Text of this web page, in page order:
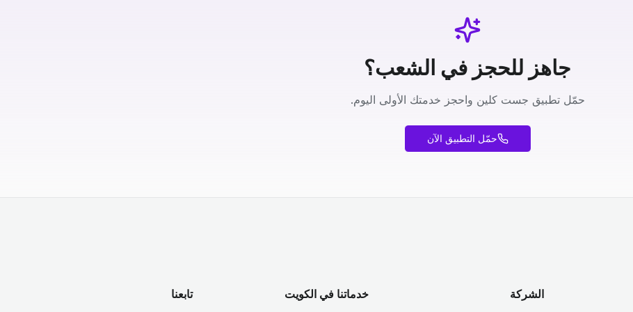
جاهز للحجز في الشعب؟
حمّل تطبيق جست كلين واحجز خدمتك الأولى اليوم.
حمّل التطبيق الآن
الشركة خدماتنا في الكويت تابعنا